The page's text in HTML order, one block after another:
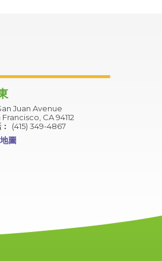
Juan Avenue
Francisco, CA 94112
(415) 349-4867
地圖